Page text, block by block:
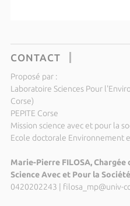
CONTACT
Proposé par :
Laboratoire Sciences Pour
Corse)
PEPITE Corse
Mission science avec et pour la
Ecole doctorale Environnement
Marie-Pierre FILOSA,
Science Avec et Pour la Société
0420202243 | filosa_mp@univ-